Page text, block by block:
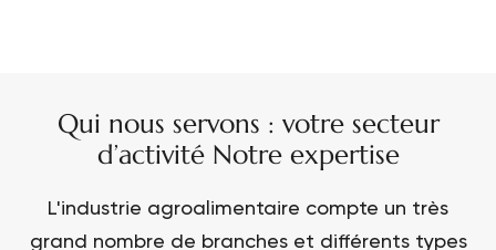
Qui nous servons : votre secteur
d’activité Notre expertise
L'industrie agroalimentaire compte un très
grand nombre de branches et différents types